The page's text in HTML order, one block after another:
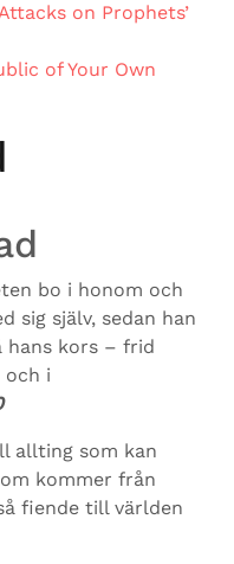
on Prophets’
of Your Own
bo i honom och
sig själv, sedan han
hans kors – frid
och i
allting som kan
kommer från
fiende till världen